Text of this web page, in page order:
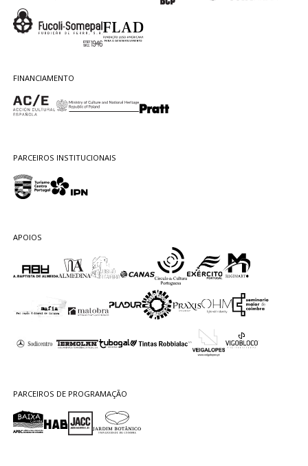
FINANCIAMENTO
PARCEIROS INSTITUCIONAIS
APOIOS
PARCEIROS DE PROGRAMAÇÃO